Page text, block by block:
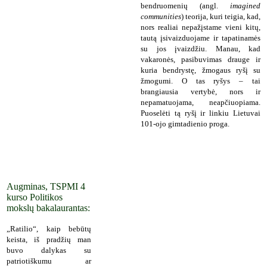
bendruomenių (angl. imagined
communities) teorija, kuri teigia, kad,
nors realiai nepažįstame vieni kitų,
tautą įsivaizduojame ir tapatinamės
su jos įvaizdžiu. Manau, kad
vakaronės, pasibuvimas drauge ir
kuria bendrystę, žmogaus ryšį su
žmogumi. O tas ryšys – tai
brangiausia vertybė, nors ir
nepamatuojama, neapčiuopiama.
Puoselėti tą ryšį ir linkiu Lietuvai
101-ojo gimtadienio proga.
Augminas, TSPMI 4
kurso Politikos
mokslų bakalaurantas:
„Ratilio“, kaip bebūtų
keista, iš pradžių man
buvo dalykas su
patriotiškumu ar